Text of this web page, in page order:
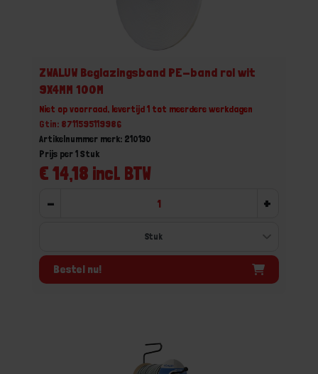
ZWALUW Beglazingsband PE-band rol wit
9X4MM 100M
Niet op voorraad, levertijd 1 tot meerdere werkdagen
Gtin: 8711595119986
Artikelnummer merk: 210130
€ 14,18 incl. BTW
Prijs per 1 Stuk
- +
Bestel nu!